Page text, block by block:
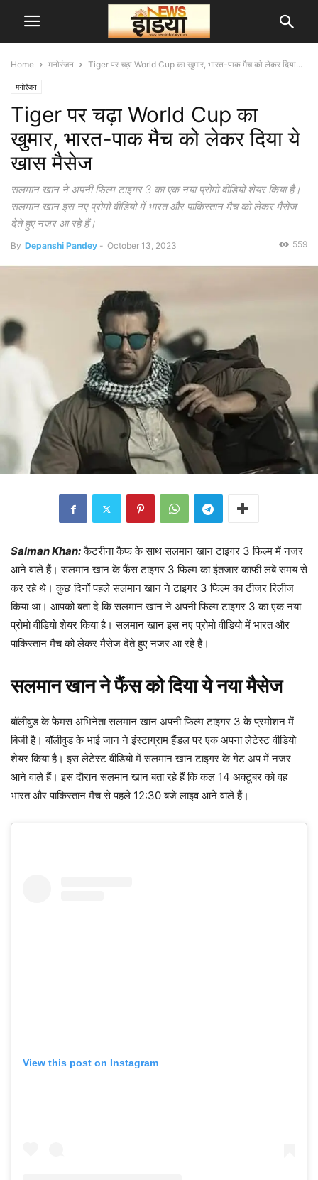
Home मनोरंजन Tiger पर चढ़ा World Cup का खुमार, भारत-पाक मैच को लेकर दिया...
मनोरंजन
Tiger पर चढ़ा World Cup का
खुमार, भारत-पाक मैच को लेकर दिया ये
खास मैसेज
सलमान खान ने अपनी फिल्म टाइगर 3 का एक नया प्रोमो वीडियो शेयर किया है।
सलमान खान इस नए प्रोमो वीडियो में भारत और पाकिस्तान मैच को लेकर मैसेज
देते हुए नजर आ रहे हैं।
By Depanshi Pandey - October 13, 2023 559
Salman Khan: कैटरीना कैफ के साथ सलमान खान टाइगर 3 फिल्म में नजर
आने वाले हैं। सलमान खान के फैंस टाइगर 3 फिल्म का इंतजार काफी लंबे समय से
कर रहे थे। कुछ दिनों पहले सलमान खान ने टाइगर 3 फिल्म का टीजर रिलीज
किया था। आपको बता दे कि सलमान खान ने अपनी फिल्म टाइगर 3 का एक नया
प्रोमो वीडियो शेयर किया है। सलमान खान इस नए प्रोमो वीडियो में भारत और
पाकिस्तान मैच को लेकर मैसेज देते हुए नजर आ रहे हैं।
सलमान खान ने फैंस को दिया ये नया मैसेज
बॉलीवुड के फेमस अभिनेता सलमान खान अपनी फिल्म टाइगर 3 के प्रमोशन में
बिजी है। बॉलीवुड के भाई जान ने इंस्टाग्राम हैंडल पर एक अपना लेटेस्ट वीडियो
शेयर किया है। इस लेटेस्ट वीडियो में सलमान खान टाइगर के गेट अप में नजर
आने वाले हैं। इस दौरान सलमान खान बता रहे हैं कि कल 14 अक्टूबर को वह
भारत और पाकिस्तान मैच से पहले 12:30 बजे लाइव आने वाले हैं।
View this post on Instagram